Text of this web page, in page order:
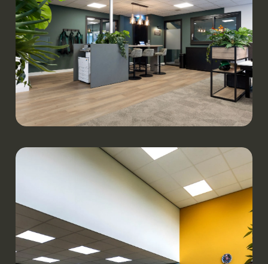
Werken.
van Hout Aannemersbedrijf | Schaijk